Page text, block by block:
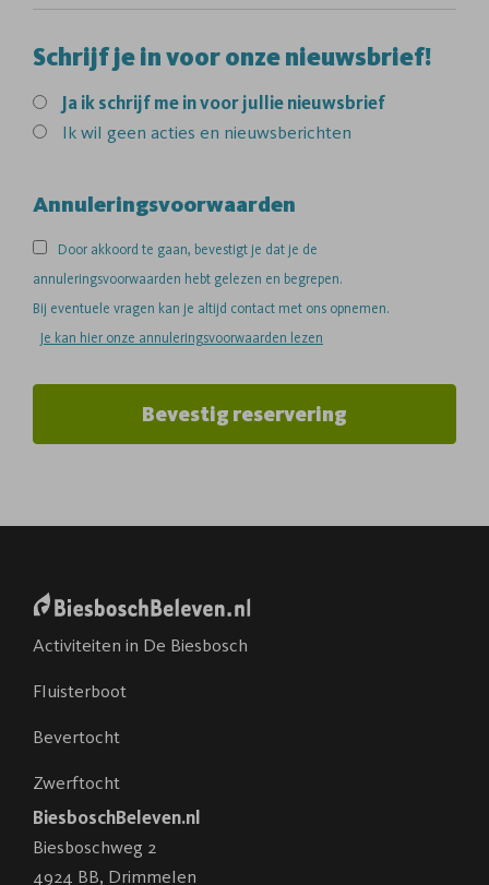
Schrijf je in voor onze nieuwsbrief!
Ja ik schrijf me in voor jullie nieuwsbrief
Ik wil geen acties en nieuwsberichten
Annuleringsvoorwaarden
Door akkoord te gaan, bevestigt je dat je de
annuleringsvoorwaarden hebt gelezen en begrepen.
Bij eventuele vragen kan je altijd contact met ons opnemen.
Je kan hier onze annuleringsvoorwaarden lezen
Bevestig reservering
Activiteiten in De Biesbosch
Fluisterboot
Bevertocht
Zwerftocht
BiesboschBeleven.nl
Biesboschweg 2
4924 BB, Drimmelen